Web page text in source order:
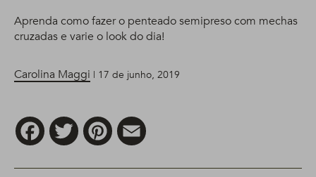
Aprenda como fazer o penteado semipreso com mechas
cruzadas e varie o look do dia!
Carolina Maggi | 17 de junho, 2019
FacebookTwitter Pinterest